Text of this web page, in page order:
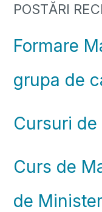
POSTĂRI
Formare
grupa de
Cursuri
Curs de
de Minister